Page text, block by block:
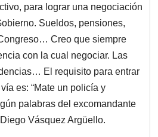
para lograr una negociación
Sueldos, pensiones,
Creo que siempre
con la cual negociar. Las
El requisito para entrar
es: “Mate un policía y
palabras del excomandante
Vásquez Argüello.